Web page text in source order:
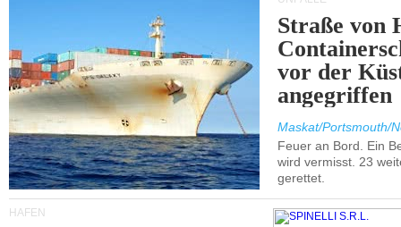
Straße von
vor der
angegriffen
Maskat/Portsmouth/
Feuer an Bord. Ein
wird vermisst. 23
gerettet.
HÄFEN